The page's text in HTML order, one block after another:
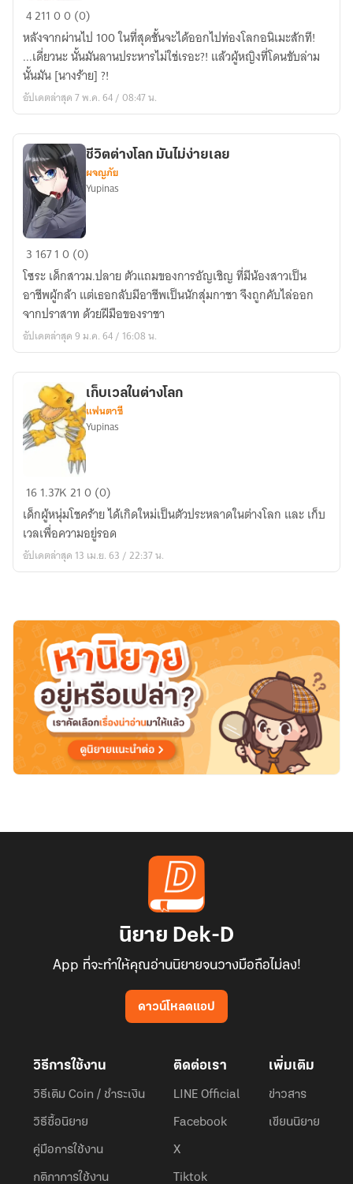
ไหน
บอก
จะ
ไป
โลก
อ
เมะ?!
421100 (0)
หลังจากผ่านไป 100 ในที่สุดชั้นจะได้ออกไปท่องโลกอนิเมะสักที!
...เดี่ยวนะ นั้นมันลานประหารไม่ใช่เรอะ?! แล้วผู้หญิงที่โดนขับล่าม
นั้นมัน [นางร้าย] ?!
อัปเดตล่าสุด 7 พ.ค. 64 / 08:47 น.
ชีวิต
ต่าง
โลก
มัน
ไม่
ง่าย
ชีวิตต่างโลก มันไม่ง่ายเลย
ผจญภัย
Yupinas
3 16710 (0)
โซระ เด็กสาวม.ปลาย ตัวแถมของการอัญเชิญ ที่มีน้องสาวเป็น
อาชีพผู้กล้า แต่เธอกลับมีอาชีพเป็นนักสุ่มกาชา จึงถูกคับไล่ออก
จากปราสาท ด้วยฝีมือของราชา
อัปเดตล่าสุด 9 ม.ค. 64 / 16:08 น.
เก็บ
เวล
ใน
ต่าง
โลก
เก็บเวลในต่างโลก
แฟนตาซี
Yupinas
161.37K210 (0)
เด็กผู้หนุ่มโชคร้าย ได้เกิดใหม่เป็นตัวประหลาดในต่างโลก และ เก็บ
เวลเพื่อความอยู่รอด
อัปเดตล่าสุด 13 เม.ย. 63 / 22:37 น.
นิยาย Dek-D
App ที่จะทำให้คุณอ่านนิยายจนวางมือถือไม่ลง!
ดาวน์โหลดแอป
วิธีการใช้งาน
วิธีเติม Coin / ชำระเงิน
วิธีซื้อนิยาย
คู่มือการใช้งาน
กติกาการใช้งาน
ติดต่อเรา
LINE Official
Facebook
X
Tiktok
เพิ่มเติม
ข่าวสาร
เขียนนิยาย